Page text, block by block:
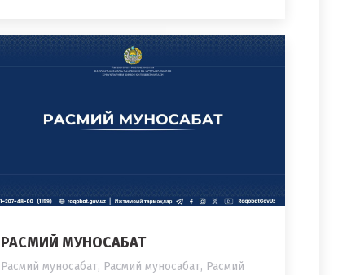
РАСМИЙ МУНОСАБАТ
Расмий муносабат, Расмий муносабат, Расмий